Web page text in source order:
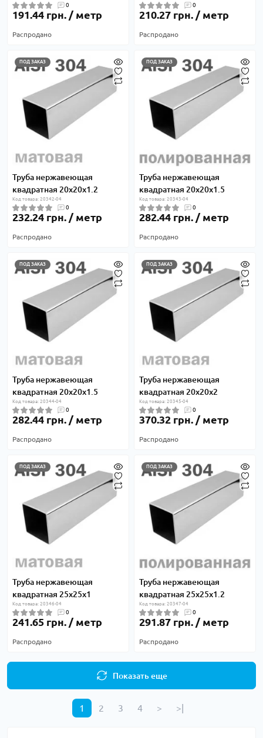
0
191.44 грн. / метр
Распродано
0
210.27 грн. / метр
Распродано
ПОД ЗАКАЗ
Труба нержавеющая
квадратная 20х20х1.2
Код товара: 20342-04
0
232.24 грн. / метр
Распродано
ПОД ЗАКАЗ
Труба нержавеющая
квадратная 20х20х1.5
Код товара: 20343-04
0
282.44 грн. / метр
Распродано
ПОД ЗАКАЗ
Труба нержавеющая
квадратная 20х20х1.5
Код товара: 20344-04
0
282.44 грн. / метр
Распродано
ПОД ЗАКАЗ
Труба нержавеющая
квадратная 20х20х2
Код товара: 20345-04
0
370.32 грн. / метр
Распродано
ПОД ЗАКАЗ
Труба нержавеющая
квадратная 25х25х1
Код товара: 20346-04
0
241.65 грн. / метр
Распродано
ПОД ЗАКАЗ
Труба нержавеющая
квадратная 25х25х1.2
Код товара: 20347-04
0
291.87 грн. / метр
Распродано
Показать еще
1 2 3 4 > >|